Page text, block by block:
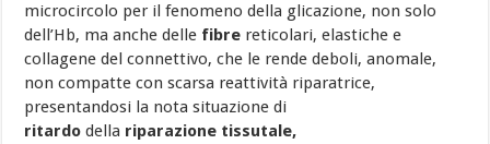
microcircolo per il fenomeno della glicazione, non solo
dell’Hb, ma anche delle fibre reticolari, elastiche e
collagene del connettivo, che le rende deboli, anomale,
non compatte con scarsa reattività riparatrice,
presentandosi la nota situazione di
ritardodella riparazione tissutale,